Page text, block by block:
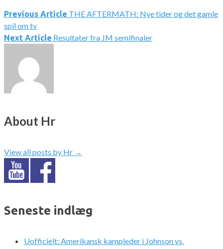
Indlægsnavigation
Previous Article THE AFTERMATH: Nye tider og det gamle
spil om tv
Next Article Resultater fra JM semifinaler
About Hr
View all posts by Hr →
Seneste indlæg
Uofficielt: Amerikansk kampleder i Johnson vs.